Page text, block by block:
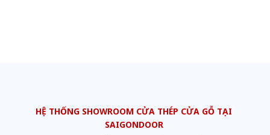
HỆ THỐNG SHOWROOM CỬA THÉP CỬA GỖ TẠI
SAIGONDOOR